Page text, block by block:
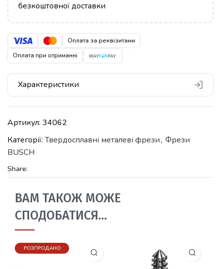
безкоштовної доставки
Оплата за реквізитами
Оплата при отриманні
Характеристики
Артикул: 34062
Категорії:Твердосплавні металеві фрези, Фрези
BUSCH
Share:
ВАМ ТАКОЖ МОЖЕ
СПОДОБАТИСЯ…
РОЗПРОДАНО